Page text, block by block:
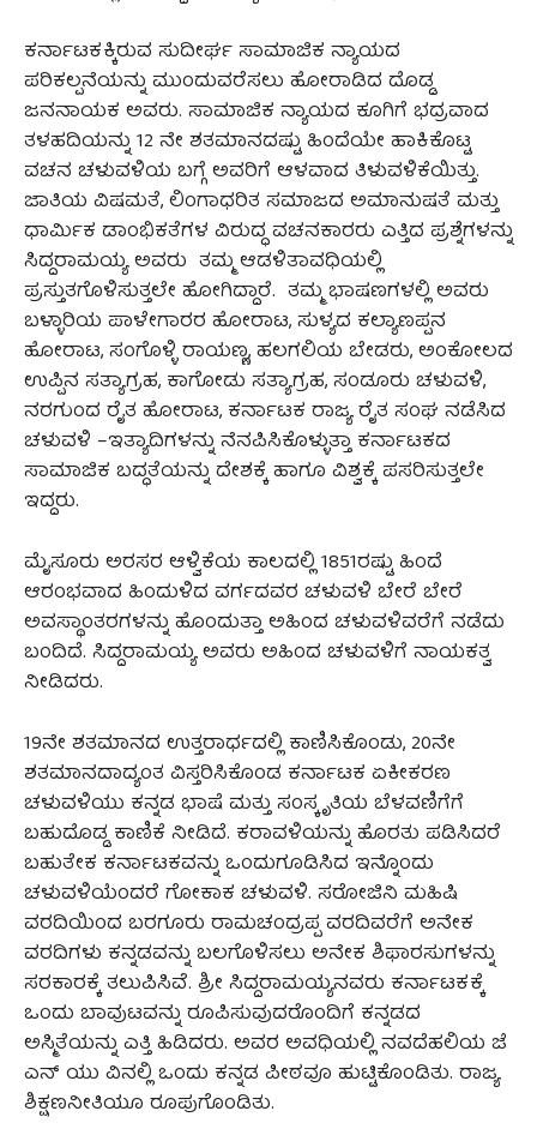
ಕರ್ನಾಟಕಕ್ಕಿರುವ ಸುದೀರ್ಘ ಸಾಮಾಜಿಕ ನ್ಯಾಯದ
ಪರಿಕಲ್ಪನೆಯನ್ನು ಮುಂದುವರೆಸಲು ಹೋರಾಡಿದ ದೊಡ್ಡ
ಜನನಾಯಕ ಅವರು. ಸಾಮಾಜಿಕ ನ್ಯಾಯದ ಕೂಗಿಗೆ ಭದ್ರವಾದ
ತಳಹದಿಯನ್ನು 12 ನೇ ಶತಮಾನದಷ್ಟು ಹಿಂದೆಯೇ ಹಾಕಿಕೊಟ್ಟ
ವಚನ ಚಳುವಳಿಯ ಬಗ್ಗೆ ಅವರಿಗೆ ಆಳವಾದ ತಿಳುವಳಿಕೆಯಿತ್ತು.
ಜಾತಿಯ ವಿಷಮತೆ, ಲಿಂಗಾಧರಿತ ಸಮಾಜದ ಅಮಾನುಷತೆ ಮತ್ತು
ಧಾರ್ಮಿಕ ಡಾಂಭಿಕತೆಗಳ ವಿರುದ್ಧ ವಚನಕಾರರು ಎತ್ತಿದ ಪ್ರಶ್ನೆಗಳನ್ನು
ಸಿದ್ದರಾಮಯ್ಯ ಅವರು ತಮ್ಮ ಆಡಳಿತಾವಧಿಯಲ್ಲಿ
ಪ್ರಸ್ತುತಗೊಳಿಸುತ್ತಲೇ ಹೋಗಿದ್ದಾರೆ. ತಮ್ಮ ಭಾಷಣಗಳಲ್ಲಿ ಅವರು
ಬಳ್ಳಾರಿಯ ಪಾಳೇಗಾರರ ಹೋರಾಟ, ಸುಳ್ಯದ ಕಲ್ಯಾಣಪ್ಪನ
ಹೋರಾಟ, ಸಂಗೊಳ್ಳಿ ರಾಯಣ್ಣ, ಹಲಗಲಿಯ ಬೇಡರು, ಅಂಕೋಲದ
ಉಪ್ಪಿನ ಸತ್ಯಾಗ್ರಹ, ಕಾಗೋಡು ಸತ್ಯಾಗ್ರಹ, ಸಂಡೂರು ಚಳುವಳಿ,
ನರಗುಂದ ರೈತ ಹೋರಾಟ, ಕರ್ನಾಟಕ ರಾಜ್ಯ ರೈತ ಸಂಘ ನಡೆಸಿದ
ಚಳುವಳಿ –ಇತ್ಯಾದಿಗಳನ್ನು ನೆನಪಿಸಿಕೊಳ್ಳುತ್ತಾ ಕರ್ನಾಟಕದ
ಸಾಮಾಜಿಕ ಬದ್ಧತೆಯನ್ನು ದೇಶಕ್ಕೆ ಹಾಗೂ ವಿಶ್ವಕ್ಕೆ ಪಸರಿಸುತ್ತಲೇ
ಇದ್ದರು.
ಮೈಸೂರು ಅರಸರ ಆಳ್ವಿಕೆಯ ಕಾಲದಲ್ಲಿ 1851ರಷ್ಟು ಹಿಂದೆ
ಆರಂಭವಾದ ಹಿಂದುಳಿದ ವರ್ಗದವರ ಚಳುವಳಿ ಬೇರೆ ಬೇರೆ
ಅವಸ್ಥಾಂತರಗಳನ್ನು ಹೊಂದುತ್ತಾ ಅಹಿಂದ ಚಳುವಳಿವರೆಗೆ ನಡೆದು
ಬಂದಿದೆ. ಸಿದ್ದರಾಮಯ್ಯ ಅವರು ಅಹಿಂದ ಚಳುವಳಿಗೆ ನಾಯಕತ್ವ
ನೀಡಿದರು.
19ನೇ ಶತಮಾನದ ಉತ್ತರಾರ್ಧದಲ್ಲಿ ಕಾಣಿಸಿಕೊಂಡು, 20ನೇ
ಶತಮಾನದಾದ್ಯಂತ ವಿಸ್ತರಿಸಿಕೊಂಡ ಕರ್ನಾಟಕ ಏಕೀಕರಣ
ಚಳುವಳಿಯು ಕನ್ನಡ ಭಾಷೆ ಮತ್ತು ಸಂಸ್ಕೃತಿಯ ಬೆಳವಣಿಗೆಗೆ
ಬಹುದೊಡ್ಡ ಕಾಣಿಕೆ ನೀಡಿದೆ. ಕರಾವಳಿಯನ್ನು ಹೊರತು ಪಡಿಸಿದರೆ
ಬಹುತೇಕ ಕರ್ನಾಟಕವನ್ನು ಒಂದುಗೂಡಿಸಿದ ಇನ್ನೊಂದು
ಚಳುವಳಿಯೆಂದರೆ ಗೋಕಾಕ ಚಳುವಳಿ. ಸರೋಜಿನಿ ಮಹಿಷಿ
ವರದಿಯಿಂದ ಬರಗೂರು ರಾಮಚಂದ್ರಪ್ಪ ವರದಿವರೆಗೆ ಅನೇಕ
ವರದಿಗಳು ಕನ್ನಡವನ್ನು ಬಲಗೊಳಿಸಲು ಅನೇಕ ಶಿಫಾರಸುಗಳನ್ನು
ಸರಕಾರಕ್ಕೆ ತಲುಪಿಸಿವೆ. ಶ್ರೀ ಸಿದ್ದರಾಮಯ್ಯನವರು ಕರ್ನಾಟಕಕ್ಕೆ
ಒಂದು ಬಾವುಟವನ್ನು ರೂಪಿಸುವುದರೊಂದಿಗೆ ಕನ್ನಡದ
ಅಸ್ಮಿತೆಯನ್ನು ಎತ್ತಿ ಹಿಡಿದರು. ಅವರ ಅವಧಿಯಲ್ಲಿ ನವದೆಹಲಿಯ ಜೆ
ಎನ್ ಯು ವಿನಲ್ಲಿ ಒಂದು ಕನ್ನಡ ಪೀಠವೂ ಹುಟ್ಟಿಕೊಂಡಿತು. ರಾಜ್ಯ
ಶಿಕ್ಷಣನೀತಿಯೂ ರೂಪುಗೊಂಡಿತು.